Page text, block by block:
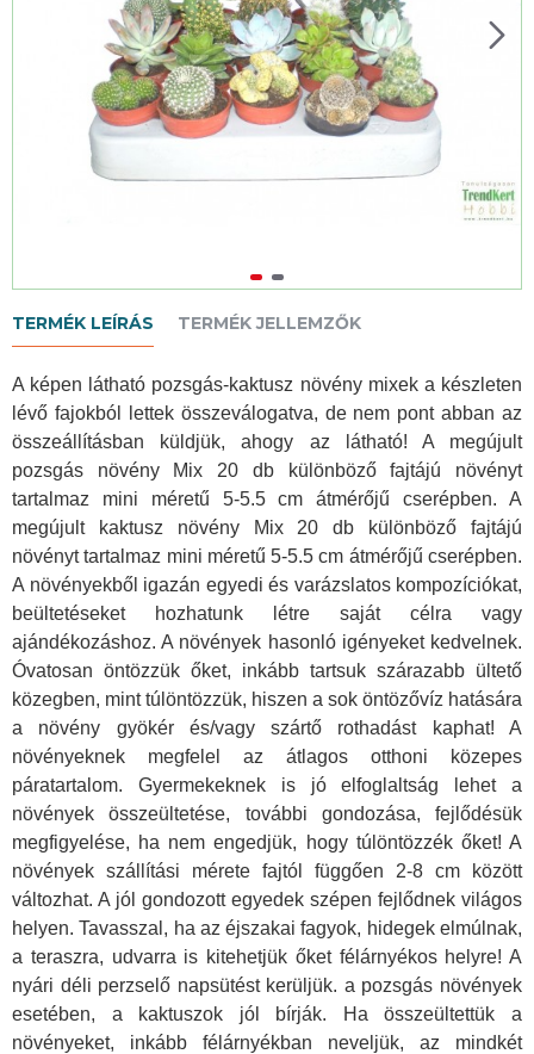
TERMÉK LEÍRÁS TERMÉK JELLEMZŐK
A képen látható pozsgás-kaktusz növény mixek a készleten
lévő fajokból lettek összeválogatva, de nem pont abban az
összeállításban küldjük, ahogy az látható! A megújult
pozsgás növény Mix 20 db különböző fajtájú növényt
tartalmaz mini méretű 5-5.5 cm átmérőjű cserépben. A
megújult kaktusz növény Mix 20 db különböző fajtájú
növényt tartalmaz mini méretű 5-5.5 cm átmérőjű cserépben.
A növényekből igazán egyedi és varázslatos kompozíciókat,
beültetéseket hozhatunk létre saját célra vagy
ajándékozáshoz. A növények hasonló igényeket kedvelnek.
Óvatosan öntözzük őket, inkább tartsuk szárazabb ültető
közegben, mint túlöntözzük, hiszen a sok öntözővíz hatására
a növény gyökér és/vagy szártő rothadást kaphat! A
növényeknek megfelel az átlagos otthoni közepes
páratartalom. Gyermekeknek is jó elfoglaltság lehet a
növények összeültetése, további gondozása, fejlődésük
megfigyelése, ha nem engedjük, hogy túlöntözzék őket! A
növények szállítási mérete fajtól függően 2-8 cm között
változhat. A jól gondozott egyedek szépen fejlődnek világos
helyen. Tavasszal, ha az éjszakai fagyok, hidegek elmúlnak,
a teraszra, udvarra is kitehetjük őket félárnyékos helyre! A
nyári déli perzselő napsütést kerüljük. a pozsgás növények
esetében, a kaktuszok jól bírják. Ha összeültettük a
növényeket, inkább félárnyékban neveljük, az mindkét